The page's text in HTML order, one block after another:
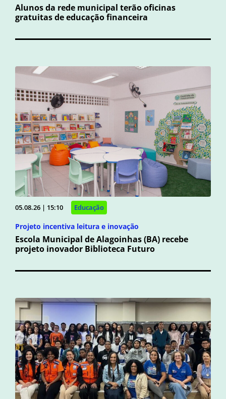
Alunos da rede municipal terão oficinas
gratuitas de educação financeira
05.08.26 | 15:10 Educação
Projeto incentiva leitura e inovação
Escola Municipal de Alagoinhas (BA) recebe
projeto inovador Biblioteca Futuro